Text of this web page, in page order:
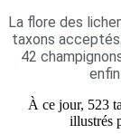
La flore des
taxons
42
À ce jour, 523
illustrés